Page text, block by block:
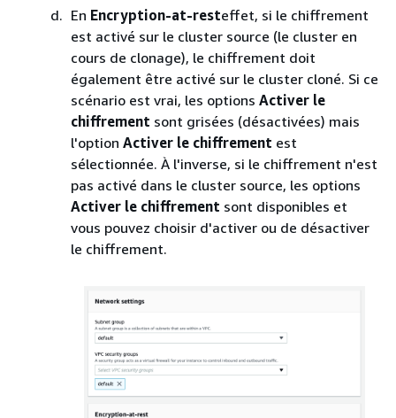
En Encryption-at-resteffet, si le chiffrement
est activé sur le cluster source (le cluster en
cours de clonage), le chiffrement doit
également être activé sur le cluster cloné. Si ce
scénario est vrai, les options Activer le
chiffrement sont grisées (désactivées) mais
l'option Activer le chiffrement est
sélectionnée. À l'inverse, si le chiffrement n'est
pas activé dans le cluster source, les options
Activer le chiffrement sont disponibles et
vous pouvez choisir d'activer ou de désactiver
le chiffrement.